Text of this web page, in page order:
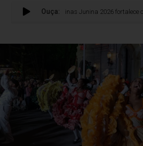
Ouça:
Minas Junina 2026 fortalece